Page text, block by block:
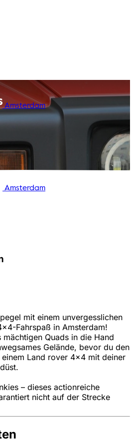
Amsterdam
Amsterdam
mit einem unvergesslichen
Fahrspaß in Amsterdam!
mächtigen Quads in die Hand
Gelände, bevor du den
Land rover 4x4 mit deiner
– dieses actionreiche
nicht auf der Strecke